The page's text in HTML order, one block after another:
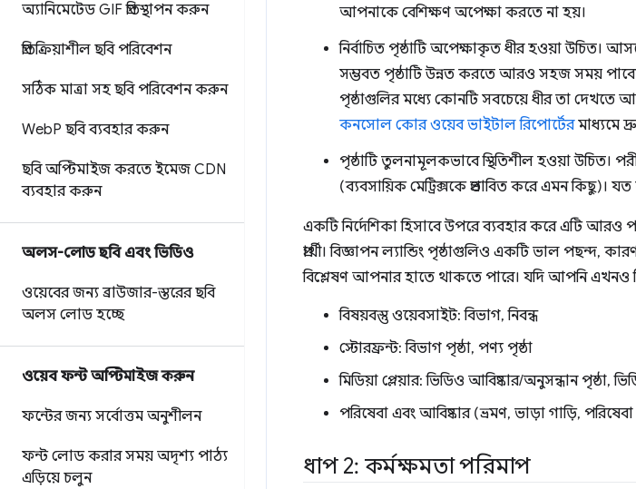
অ্যানিমেটেড GIF প্রতিস্থাপন করুন
প্রতিক্রিয়াশীল ছবি পরিবেশন
সঠিক মাত্রা সহ ছবি পরিবেশন করুন
WebP ছবি ব্যবহার করুন
ছবি অপ্টিমাইজ করতে ইমেজ CDN
ব্যবহার করুন
অলস-লোড ছবি এবং ভিডিও
ওয়েবের জন্য ব্রাউজার-স্তরের ছবি
অলস লোড হচ্ছে
ওয়েব ফন্ট অপ্টিমাইজ করুন
ফন্টের জন্য সর্বোত্তম অনুশীলন
ফন্ট লোড করার সময় অদৃশ্য পাঠ্য
এড়িয়ে চলুন
আপনাকে বেশিক্ষণ অপেক্ষা করতে না হয়।
নির্বাচিত পৃষ্ঠাটি অপেক্ষাকৃত ধীর হওয়া
সম্ভবত পৃষ্ঠাটি উন্নত করতে আরও সহজ সময়
পৃষ্ঠাগুলির মধ্যে কোনটি সবচেয়ে ধীর তা দেখতে
কনসোল কোর ওয়েব ভাইটাল রিপোর্টেরমাধ্যমে
পৃষ্ঠাটি তুলনামূলকভাবে স্থিতিশীল হওয়া উচিত।
(ব্যবসায়িক মেট্রিক্সকে প্রভাবিত করে এমন কিছু)।
একটি নির্দেশিকা হিসাবে উপরে ব্যবহার করে এটি
প্রার্থী। বিজ্ঞাপন ল্যান্ডিং পৃষ্ঠাগুলিও একটি ভাল পছন্দ,
বিশ্লেষণ আপনার হাতে থাকতে পারে। যদি আপনি এখনও
বিষয়বস্তু ওয়েবসাইট: বিভাগ, নিবন্ধ
স্টোরফ্রন্ট: বিভাগ পৃষ্ঠা, পণ্য পৃষ্ঠা
মিডিয়া প্লেয়ার: ভিডিও আবিষ্কার/অনুসন্ধান পৃষ্ঠা,
পরিষেবা এবং আবিষ্কার (ভ্রমণ, ভাড়া গাড়ি, পরিষেবা
ধাপ 2: কর্মক্ষমতা পরিমাপ